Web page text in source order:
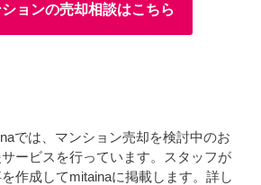
ョンの売却相談はこちら
では、マンション売却を検討中のお
ービスを行っています。スタッフが
作成してmitainaに掲載します。詳し